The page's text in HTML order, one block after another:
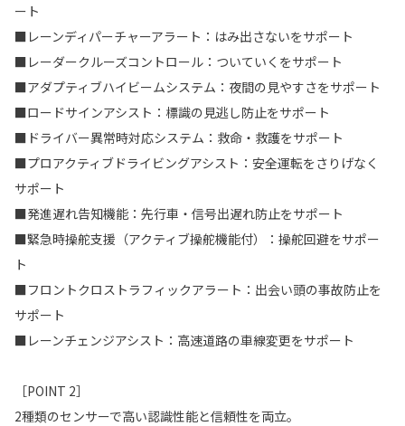
ート
■レーンディパーチャーアラート：はみ出さないをサポート
■レーダークルーズコントロール：ついていくをサポート
■アダプティブハイビームシステム：夜間の見やすさをサポート
■ロードサインアシスト：標識の見逃し防止をサポート
■ドライバー異常時対応システム：救命・救護をサポート
■プロアクティブドライビングアシスト：安全運転をさりげなく
サポート
■発進遅れ告知機能：先行車・信号出遅れ防止をサポート
■緊急時操舵支援（アクティブ操舵機能付）：操舵回避をサポー
ト
■フロントクロストラフィックアラート：出会い頭の事故防止を
サポート
■レーンチェンジアシスト：高速道路の車線変更をサポート
［POINT 2］
2種類のセンサーで高い認識性能と信頼性を両立。